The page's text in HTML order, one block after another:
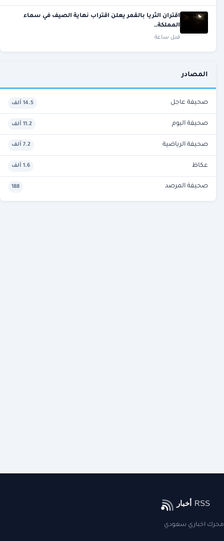
اقتران الثريا بالقمر يعلن اقتراب نهاية الصيف في سماء
المملكة…
قبل ساعة
المصادر
صحيفة عاجل 14.5 ألف
صحيفة اليوم 11.2 ألف
صحيفة الرياضية 7.2 ألف
عكاظ 1.6 ألف
صحيفة المرصد 188
محرك اخباري سعودي